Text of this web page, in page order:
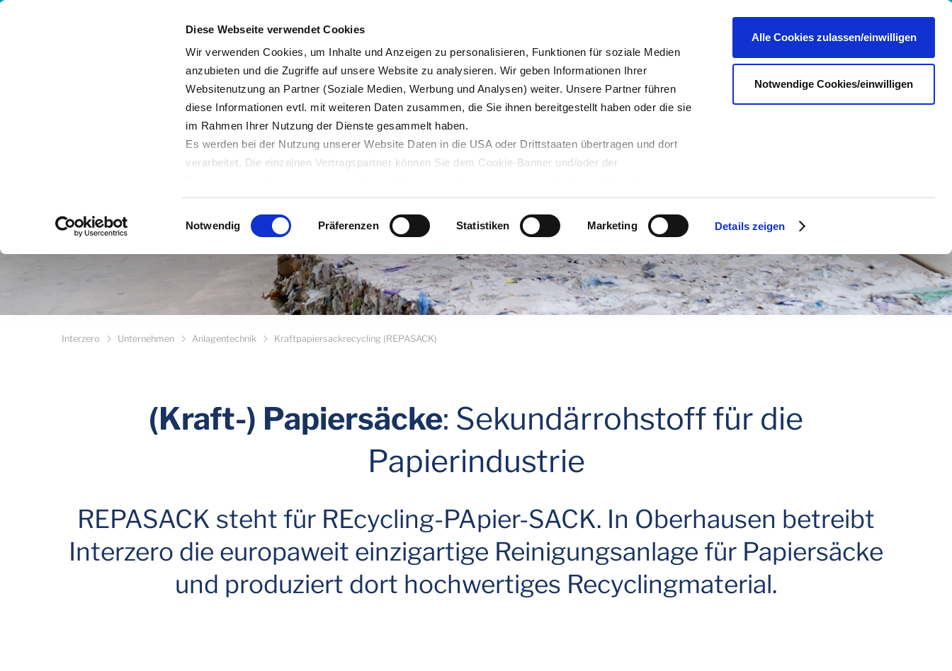
Diese Webseite verwendet Cookies
Wir verwenden Cookies, um Inhalte und Anzeigen zu personalisieren, Funktionen für soziale Medien
anzubieten und die Zugriffe auf unsere Website zu analysieren. Wir geben Informationen Ihrer
Websitenutzung an Partner (Soziale Medien, Werbung und Analysen) weiter. Unsere Partner führen
diese Informationen evtl. mit weiteren Daten zusammen, die Sie ihnen bereitgestellt haben oder die sie
im Rahmen Ihrer Nutzung der Dienste gesammelt haben.
Es werden bei der Nutzung unserer Website Daten in die USA oder Drittstaaten übertragen und dort
verarbeitet. Die einzelnen Vertragspartner können Sie dem Cookie-Banner und/oder der
Datenübertragung in Drittstaaten ein. Erst wenn Sie Buttons anklicken, werden Bilder und andere Daten
von Drittanbietern nachgeladen. Ihre IP-Adresse wird dabei an externe Server übertragen. Über den
Datenschutz dieser Anbieter können Sie sich auf deren Seiten informieren. Wir speichern Ihre
Einwilligung. Sie können sie unterdatenschutz@interzero.dejederzeit widerrufen. Näheres dazu
erfahren Sie in unsererDatenschutzerklärung.
Einwilligungsauswahl
Notwendig Präferenzen Statistiken Marketing Details zeigen
Alle Cookies zulassen/einwilligen
Notwendige Cookies/einwilligen
Portale & Shops
Unternehmen Nachhaltigkeit Blog Servicedesk
Interzero Unternehmen Anlagentechnik Kraftpapiersackrecycling (REPASACK)
(Kraft-) Papiersäcke: Sekundärrohstoff für die
Papierindustrie
REPASACK steht für REcycling-PApier-SACK. In Oberhausen betreibt
Interzero die europaweit einzigartige Reinigungsanlage für Papiersäcke
und produziert dort hochwertiges Recyclingmaterial.